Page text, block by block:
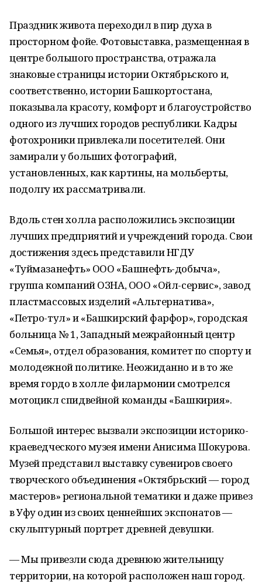
Праздник живота переходил в пир духа в
просторном фойе. Фотовыставка, размещенная в
центре большого пространства, отражала
знаковые страницы истории Октябрьского и,
соответственно, истории Башкортостана,
показывала красоту, комфорт и благоустройство
одного из лучших городов республики. Кадры
фотохроники привлекали посетителей. Они
замирали у больших фотографий,
установленных, как картины, на мольберты,
подолгу их рассматривали.
Вдоль стен холла расположились экспозиции
лучших предприятий и учреждений города. Свои
достижения здесь представилиНГДУ
«Туймазанефть» ООО «Башнефть-добыча»,
группа компаний ОЗНА, ООО «Ойл-сервис», завод
пластмассовых изделий «Альтернатива»,
«Петро-тул» и «Башкирский фарфор», городская
больница № 1, Западный межрайонный центр
«Семья», отдел образования, комитет по спорту и
молодежной политике. Неожиданно и в то же
время гордо в холле филармонии смотрелся
мотоцикл спидвейной команды «Башкирия».
Большой интерес вызвали экспозиции историко-
краеведческого музея имени Анисима Шокурова.
Музей представил выставку сувениров своего
творческого объединения «Октябрьский — город
мастеров» региональной тематики и даже привез
в Уфу один из своих ценнейших экспонатов —
скульптурный портрет древней девушки.
— Мы привезли сюда древнюю жительницу
территории, на которой расположен наш город.